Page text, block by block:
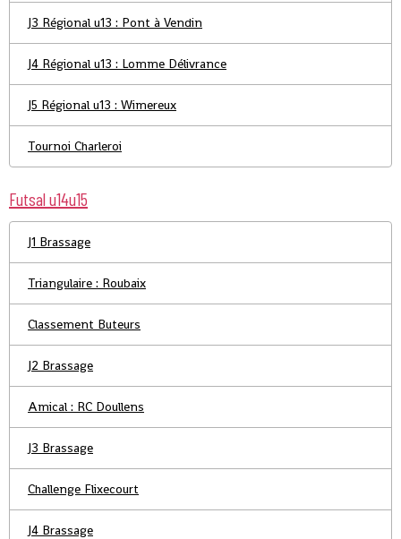
J3 Régional u13 : Pont à Vendin
J4 Régional u13 : Lomme Délivrance
J5 Régional u13 : Wimereux
Tournoi Charleroi
Futsal u14u15
J1 Brassage
Triangulaire : Roubaix
Classement Buteurs
J2 Brassage
Amical : RC Doullens
J3 Brassage
Challenge Flixecourt
J4 Brassage